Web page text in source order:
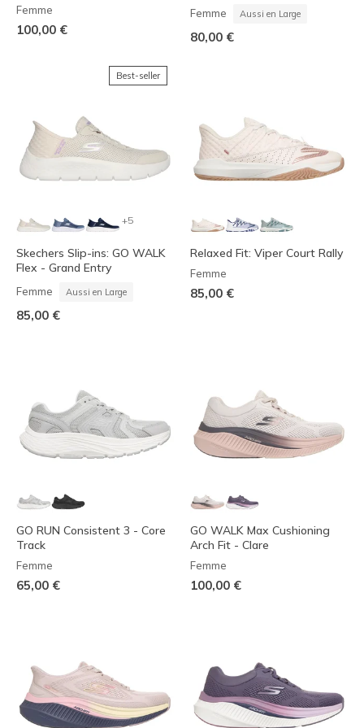
Femme
100,00 €
Femme Aussi en Large
80,00 €
Best-seller
+5
Skechers Slip-ins: GO WALK
Flex - Grand Entry
Femme Aussi en Large
85,00 €
Relaxed Fit: Viper Court Rally
Femme
85,00 €
GO RUN Consistent 3 - Core
Track
Femme
65,00 €
GO WALK Max Cushioning
Arch Fit - Clare
Femme
100,00 €